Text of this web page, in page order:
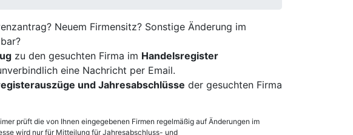
Neuem Firmensitz? Sonstige Änderung im
zu den gesuchten Firma im Handelsregister
eine Nachricht per Email.
und Jahresabschlüsse der gesuchten Firma
prüft die von Ihnen eingegebenen Firmen regelmäßig auf Änderungen im
wird nur für Mitteilung für Jahresabschluss- und